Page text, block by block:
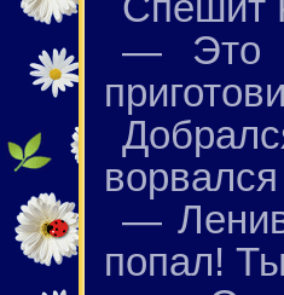
— Это
—
попал!